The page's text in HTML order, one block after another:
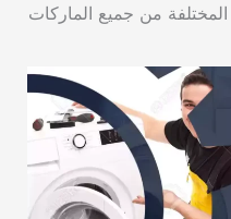
من جميع الماركات